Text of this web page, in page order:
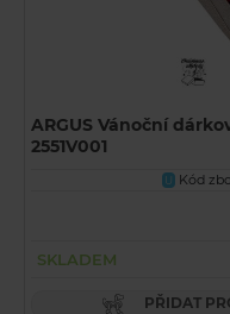
ARGUS Vánoční
2551V001
U Kód
SKLADEM
PŘIDAT